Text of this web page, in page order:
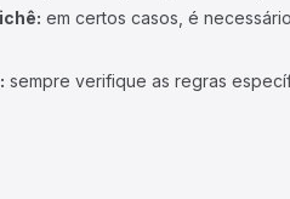
em certos casos, é
sempre verifique as regras